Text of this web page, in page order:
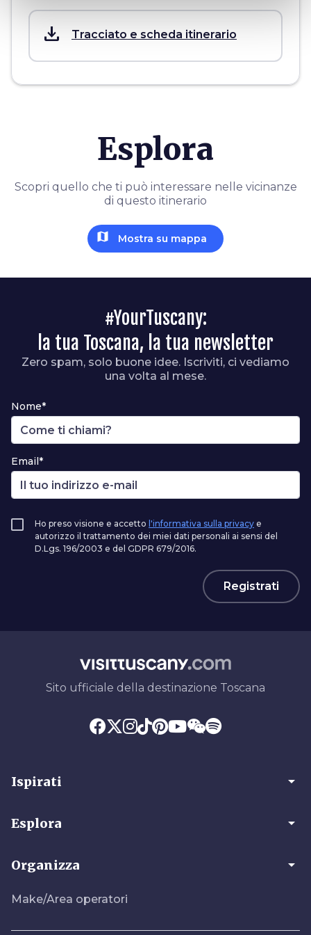
save_alt Tracciato e scheda itinerario
Esplora
Scopri quello che ti può interessare nelle vicinanze
di questo itinerario
map Mostra su mappa
#YourTuscany:
la tua Toscana, la tua newsletter
Zero spam, solo buone idee. Iscriviti, ci vediamo
una volta al mese.
Nome*
Email*
Ho preso visione e accetto l'informativa sulla privacy e
autorizzo il trattamento dei miei dati personali ai sensi del
D.Lgs. 196/2003 e del GDPR 679/2016.
Registrati
Sito ufficiale della destinazione Toscana
Ispirati arrow_drop_down
Esplora arrow_drop_down
Organizza arrow_drop_down
Make/Area operatori